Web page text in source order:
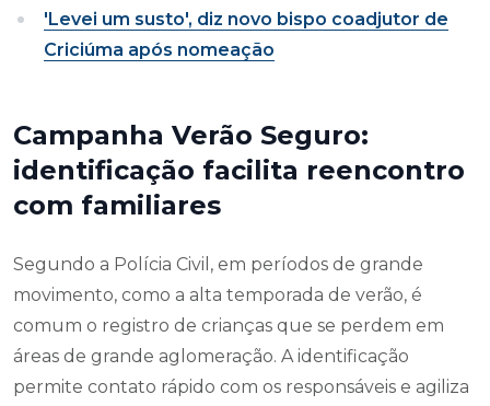
'Levei um susto', diz novo bispo coadjutor de
Criciúma após nomeação
Campanha Verão Seguro:
identificação facilita reencontro
com familiares
Segundo a Polícia Civil, em períodos de grande
movimento, como a alta temporada de verão, é
comum o registro de crianças que se perdem em
áreas de grande aglomeração. A identificação
permite contato rápido com os responsáveis e agiliza